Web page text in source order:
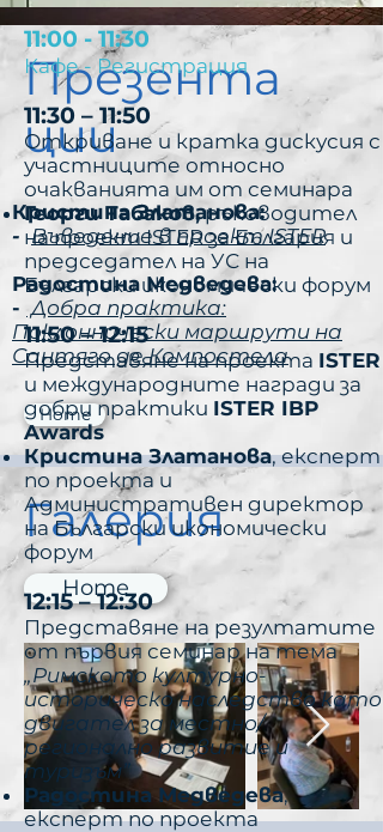
Презента
ции
Кристина Златанова:
- Въведение в проект ISTER
Радостина Медведева:
- Добра практика:
Поклоннически маршрути на
Сантяго де Компостела
Home
Галерия
Home
11:00 - 11:30
Кафе - Регистрация
11:30 – 11:50
Откриване и кратка дискусия с
участниците относно
очакванията им от семинара
Георги Табаков,ръководител
на проект ISTER за България и
председател на УС на
Български икономически форум
11:50 – 12:15
Представяне на проекта ISTER
и международните награди за
добри практики ISTER IBP
Awards
Кристина Златанова, експерт
по проекта и
Административен директор
на Български икономически
форум
12:15 – 12:30
Представяне на резултатите
от първия семинар на тема
„Римското културно-
историческо наследство като
двигател за местно/
регионално развитие и
туризъм”
Радостина Медведева,
експерт по проекта